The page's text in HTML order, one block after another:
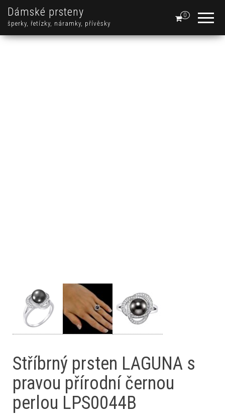
Dámské prsteny
šperky, řetízky, náramky, přívěsky
0
Stříbrný prsten LAGUNA s
pravou přírodní černou
perlou LPS0044B